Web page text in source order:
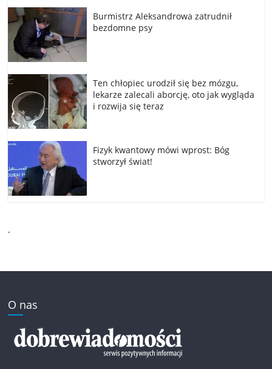
Burmistrz Aleksandrowa zatrudnił
bezdomne psy
Ten chłopiec urodził się bez mózgu,
lekarze zalecali aborcję, oto jak wygląda
i rozwija się teraz
Fizyk kwantowy mówi wprost: Bóg
stworzył świat!
.
O nas